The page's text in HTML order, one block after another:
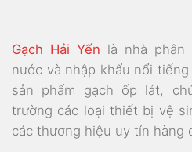
Gạch Hải Yến là nhà
nước và nhập khẩu nổi
sản phẩm gạch ốp lát,
trường các loại thiết bị vệ
các thương hiệu uy tín hàng